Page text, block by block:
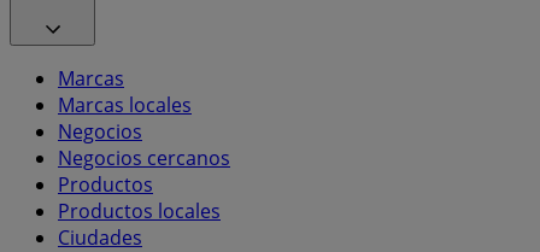
Marcas
Marcas locales
Negocios
Negocios cercanos
Productos
Productos locales
Ciudades